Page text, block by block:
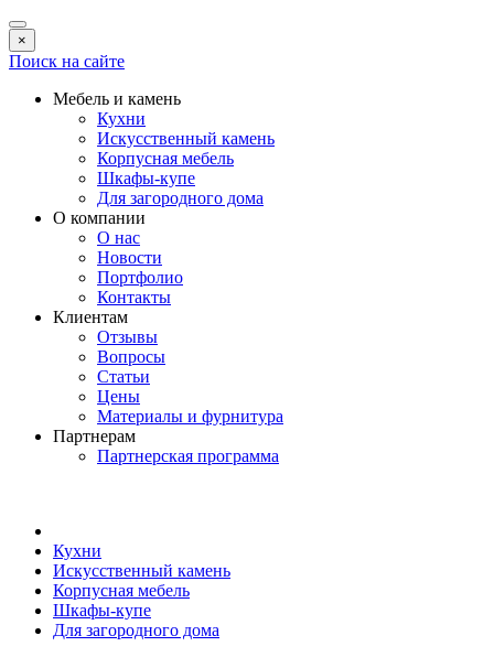
×
Поиск на сайте
Мебель и камень
Кухни
Искусственный камень
Корпусная мебель
Шкафы-купе
Для загородного дома
О компании
О нас
Новости
Портфолио
Контакты
Клиентам
Отзывы
Вопросы
Статьи
Цены
Материалы и фурнитура
Партнерам
Партнерская программа
Кухни
Искусственный камень
Корпусная мебель
Шкафы-купе
Для загородного дома